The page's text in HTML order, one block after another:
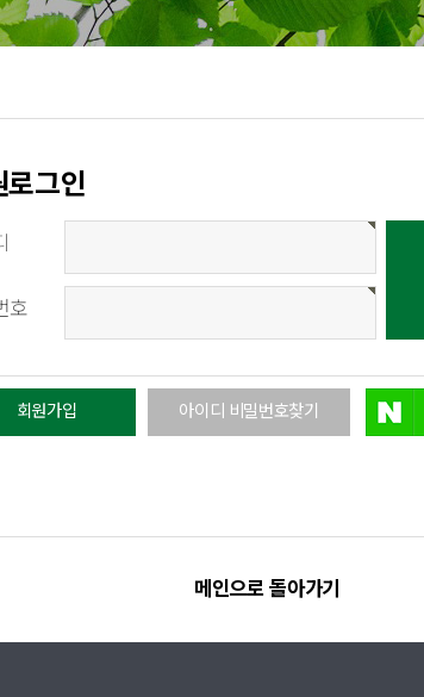
그인
호
회원가입 아이디 비밀번호찾기
메인으로 돌아가기